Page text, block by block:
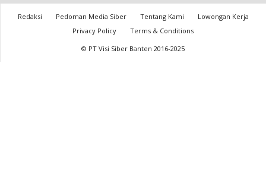
Redaksi Pedoman Media Siber Tentang Kami
Lowongan Kerja
Privacy Policy
Terms & Conditions
© PT Visi Siber Banten 2016-2025